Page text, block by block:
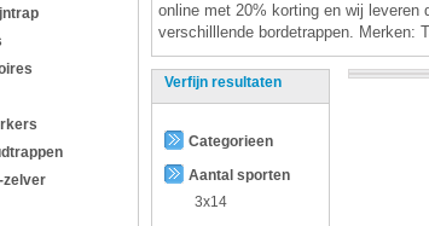
zelver
online met 20% korting en wij
verschilllende bordetrappen. Merken:
Verfijn resultaten
Categorieen
Aantal sporten
3x14